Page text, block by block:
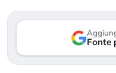
Fonte